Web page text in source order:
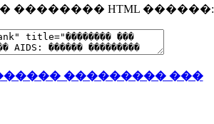
�������� HTML ������:
��������� ���